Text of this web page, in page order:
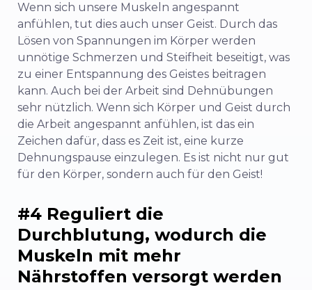
Wenn sich unsere Muskeln angespannt
anfühlen, tut dies auch unser Geist. Durch das
Lösen von Spannungen im Körper werden
unnötige Schmerzen und Steifheit beseitigt, was
zu einer Entspannung des Geistes beitragen
kann. Auch bei der Arbeit sind Dehnübungen
sehr nützlich. Wenn sich Körper und Geist durch
die Arbeit angespannt anfühlen, ist das ein
Zeichen dafür, dass es Zeit ist, eine kurze
Dehnungspause einzulegen. Es ist nicht nur gut
für den Körper, sondern auch für den Geist!
#4 Reguliert die
Durchblutung, wodurch die
Muskeln mit mehr
Nährstoffen versorgt werden